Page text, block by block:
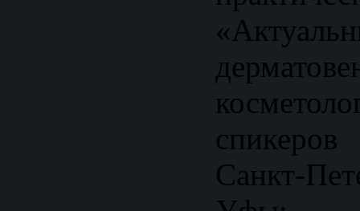
Санкт-